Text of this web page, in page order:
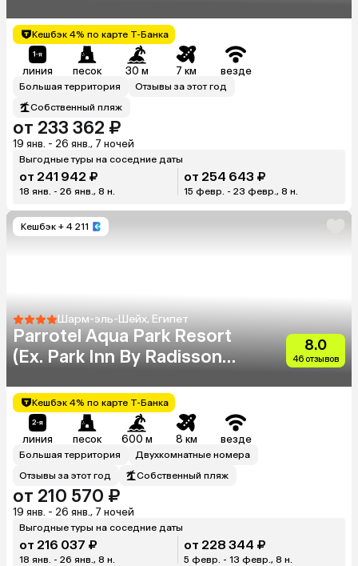
Кешбэк 4% по карте Т-Банка
линия песок 30 м 7 км везде
Большая территория
Отзывы за этот год
Собственный пляж
от 233 362 ₽
19 янв. - 26 янв., 7 ночей
Выгодные туры на соседние даты
от 241 942 ₽
18 янв. - 26 янв., 8 н.
от 254 643 ₽
15 февр. - 23 февр., 8 н.
Кешбэк + 4 211
Шарм-эль-Шейх, Египет
Parrotel Aqua Park Resort
(Ex. Park Inn By Radisson
8.0
46 отзывов
Кешбэк 4% по карте Т-Банка
линия песок 600 м 8 км везде
Большая территория
Двухкомнатные номера
Отзывы за этот год
Собственный пляж
от 210 570 ₽
19 янв. - 26 янв., 7 ночей
Выгодные туры на соседние даты
от 216 037 ₽
18 янв. - 26 янв., 8 н.
от 228 344 ₽
5 февр. - 13 февр., 8 н.